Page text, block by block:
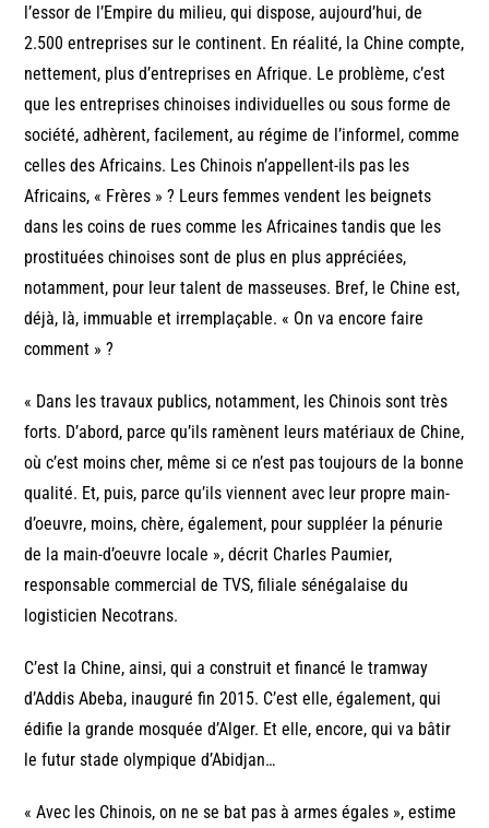
l’essor de l’Empire du milieu, qui dispose, aujourd’hui, de
2.500 entreprises sur le continent. En réalité, la Chine compte,
nettement, plus d’entreprises en Afrique. Le problème, c’est
que les entreprises chinoises individuelles ou sous forme de
société, adhèrent, facilement, au régime de l’informel, comme
celles des Africains. Les Chinois n’appellent-ils pas les
Africains, « Frères » ? Leurs femmes vendent les beignets
dans les coins de rues comme les Africaines tandis que les
prostituées chinoises sont de plus en plus appréciées,
notamment, pour leur talent de masseuses. Bref, le Chine est,
déjà, là, immuable et irremplaçable. « On va encore faire
comment » ?
« Dans les travaux publics, notamment, les Chinois sont très
forts. D’abord, parce qu’ils ramènent leurs matériaux de Chine,
où c’est moins cher, même si ce n’est pas toujours de la bonne
qualité. Et, puis, parce qu’ils viennent avec leur propre main-
d’oeuvre, moins, chère, également, pour suppléer la pénurie
de la main-d’oeuvre locale », décrit Charles Paumier,
responsable commercial de TVS, filiale sénégalaise du
logisticien Necotrans.
C’est la Chine, ainsi, qui a construit et financé le tramway
d’Addis Abeba, inauguré fin 2015. C’est elle, également, qui
édifie la grande mosquée d’Alger. Et elle, encore, qui va bâtir
le futur stade olympique d’Abidjan…
« Avec les Chinois, on ne se bat pas à armes égales », estime